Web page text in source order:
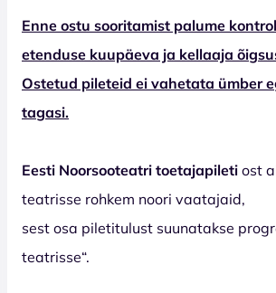
Enne ostu sooritamist palume
etenduse kuupäeva ja kellaaja
Ostetud pileteid ei vahetata ümber
tagasi.
Eesti Noorsooteatri toetajapileti ost
teatrisse rohkem noori vaatajaid,
sest osa piletitulust suunatakse
teatrisse“.